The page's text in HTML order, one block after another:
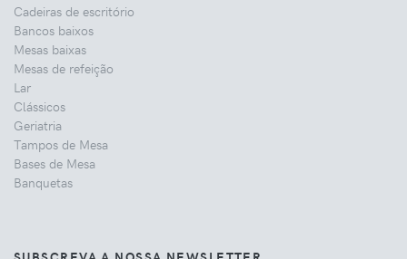
Cadeiras de escritório
Bancos baixos
Mesas baixas
Mesas de refeição
Lar
Clássicos
Geriatria
Tampos de Mesa
Bases de Mesa
Banquetas